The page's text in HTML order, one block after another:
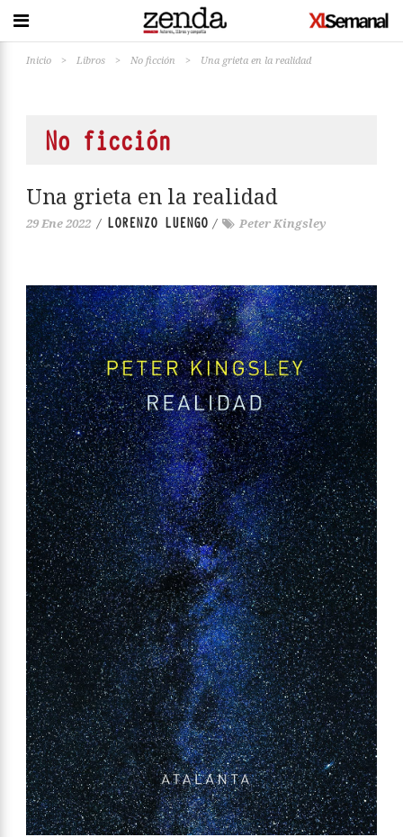
Inicio > Libros > No ficción > Una grieta en la realidad
No ficción
Una grieta en la realidad
29 Ene 2022 / LORENZO LUENGO / Peter Kingsley